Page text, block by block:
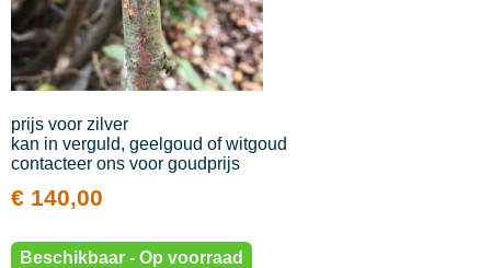
leuke hebbedingen en kaartjes
voor de kleintjes
Mannen
Koopjes
parkeren in asse
prijs voor zilver
kan in verguld, geelgoud of witgoud
contacteer ons voor goudprijs
€ 140,00
Beschikbaar - Op voorraad